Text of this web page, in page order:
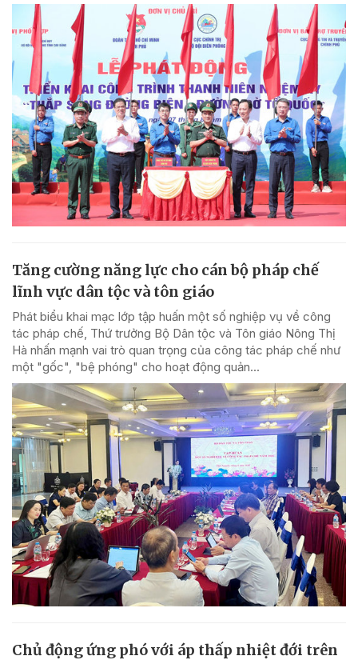
Tăng cường năng lực cho cán bộ pháp chế
lĩnh vực dân tộc và tôn giáo
Phát biểu khai mạc lớp tập huấn một số nghiệp vụ về công
tác pháp chế, Thứ trưởng Bộ Dân tộc và Tôn giáo Nông Thị
Hà nhấn mạnh vai trò quan trọng của công tác pháp chế như
một "gốc", "bệ phóng" cho hoạt động quản...
Chủ động ứng phó với áp thấp nhiệt đới trên